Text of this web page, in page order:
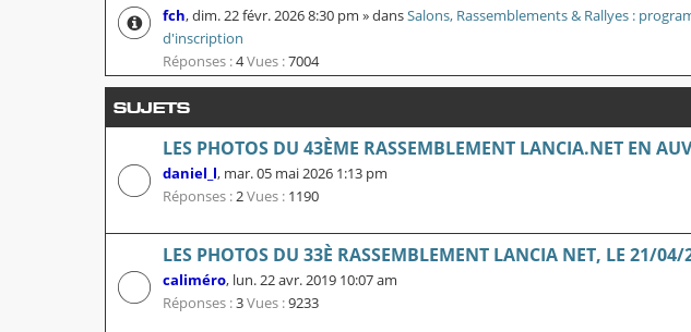
fch,dim. 22 févr. 2026 8:30 pm » dansSalons, Rassemblements & Rallyes :
d'inscription
Réponses :4Vues :7004
SUJETS
LES PHOTOS DU 43ÈME RASSEMBLEMENT LANCIA.NET EN
daniel_l, mar. 05 mai 2026 1:13 pm
Réponses : 2Vues : 1190
LES PHOTOS DU 33È RASSEMBLEMENT LANCIA NET, LE 21/04/
caliméro, lun. 22 avr. 2019 10:07 am
Réponses :3Vues :9233